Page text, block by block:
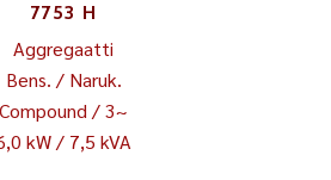
7753 H
Aggregaatti
Bens. / Naruk.
Compound / 3~
kW / 7,5 kVA